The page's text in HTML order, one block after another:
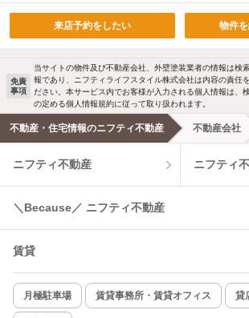
来店予約をしたい 物件
免責
事項
当サイトの物件及び不動産会社、外壁塗装業者の情報は検
報であり、ニフティライフスタイル株式会社は内容の責任
ださい。本サービス内でお客様が入力される個人情報は、
の定める個人情報規約に従って取り扱われます。
不動産・住宅情報のニフティ不動産 不動産会社
ニフティ不動産 ニフティ
＼Because／ ニフティ不動産
賃貸
月極駐車場 賃貸事務所・賃貸オフィス 貸